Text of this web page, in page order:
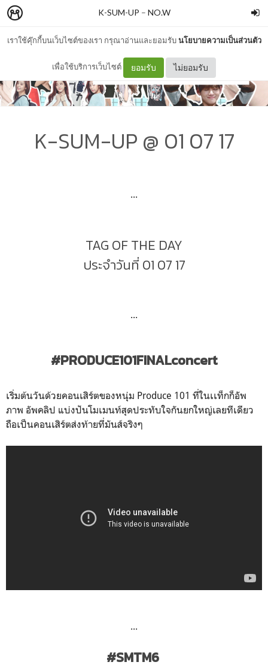
เราใช้คุ๊กกี้บนเว็บไซต์ของเรา กรุณาอ่านและยอมรับนโยบายความเป็นส่วนตัว
เพื่อใช้บริการเว็บไซต์ ยอมรับ ไม่ยอมรับ
K-SUM-UP – NO.W
K-SUM-UP @ 01 07 17
...
TAG OF THE DAY
ประจำวันที่ 01 07 17
...
#PRODUCE101FINALconcert
เริ่มต้นวันด้วยคอนเสิร์ตของหนุ่ม Produce 101 ที่ในเเท็กก็อัพ
ภาพ อัพคลิป แบ่งปันโมเมนท์สุดประทับใจกันยกใหญ่เลยทีเดียว
ถือเป็นคอนเสิร์ตส่งท้ายที่มันส์จริงๆ
...
#SMTM6